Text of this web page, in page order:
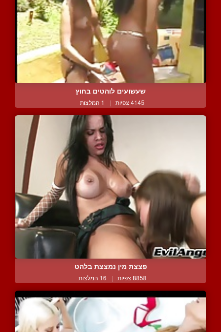
שעשועים לוהטים בחוץ
4145 צפיות | 1 המלצות
פצצת מין נמצצת בלהט
8858 צפיות | 16 המלצות